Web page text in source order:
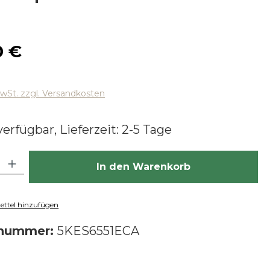
€
zzgl. Versandkosten
Lieferzeit: 2-5 Tage
Gib den gewünschten Wert ein oder benutze die
In den Warenkorb
hinzufügen
5KES6551ECA